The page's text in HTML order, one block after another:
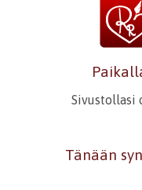
Sivustollasi
Tänään